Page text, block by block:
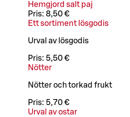
Hemgjord salt paj
Pris: 8,50 €
Ett sortiment lösgodis
Urval av lösgodis
Pris: 5,50 €
Nötter
Nötter och torkad frukt
Pris: 5,70 €
Urval av ostar